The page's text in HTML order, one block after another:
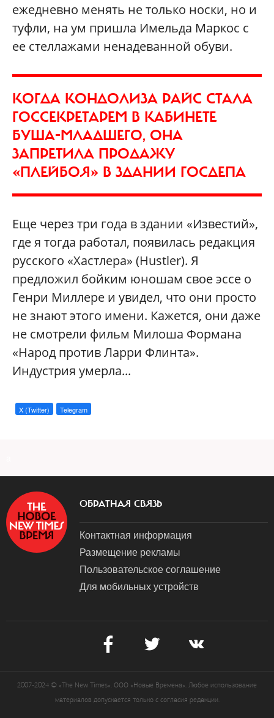
ежедневно менять не только носки, но и
туфли, на ум пришла Имельда Маркос с
ее стеллажами ненадеванной обуви.
КОГДА КОНДОЛИЗА РАЙС СТАЛА
ГОССЕКРЕТАРЕМ В КАБИНЕТЕ
БУША-МЛАДШЕГО, ОНА
ЗАПРЕТИЛА ПРОДАЖУ
«ПЛЕЙБОЯ» В ЗДАНИИ ГОСДЕПА
Еще через три года в здании «Известий»,
где я тогда работал, появилась редакция
русского «Хастлера» (Hustler). Я
предложил бойким юношам свое эссе о
Генри Миллере и увидел, что они просто
не знают этого имени. Кажется, они даже
не смотрели фильм Милоша Формана
«Народ против Ларри Флинта».
Индустрия умерла...
X (Twitter) Telegram
ОБРАТНАЯ СВЯЗЬ
Контактная информация
Размещение рекламы
Пользовательское соглашение
Для мобильных устройств
2007-2024 © «The New Times». ООО «Новые Времена». Любое использование
материалов допускается только с согласия редакции.